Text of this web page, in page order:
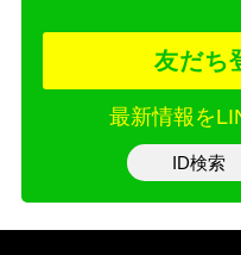
友だち
最新情報を
ID検索